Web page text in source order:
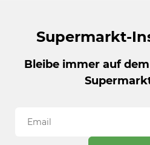
Supermarkt-
Bleibe immer auf